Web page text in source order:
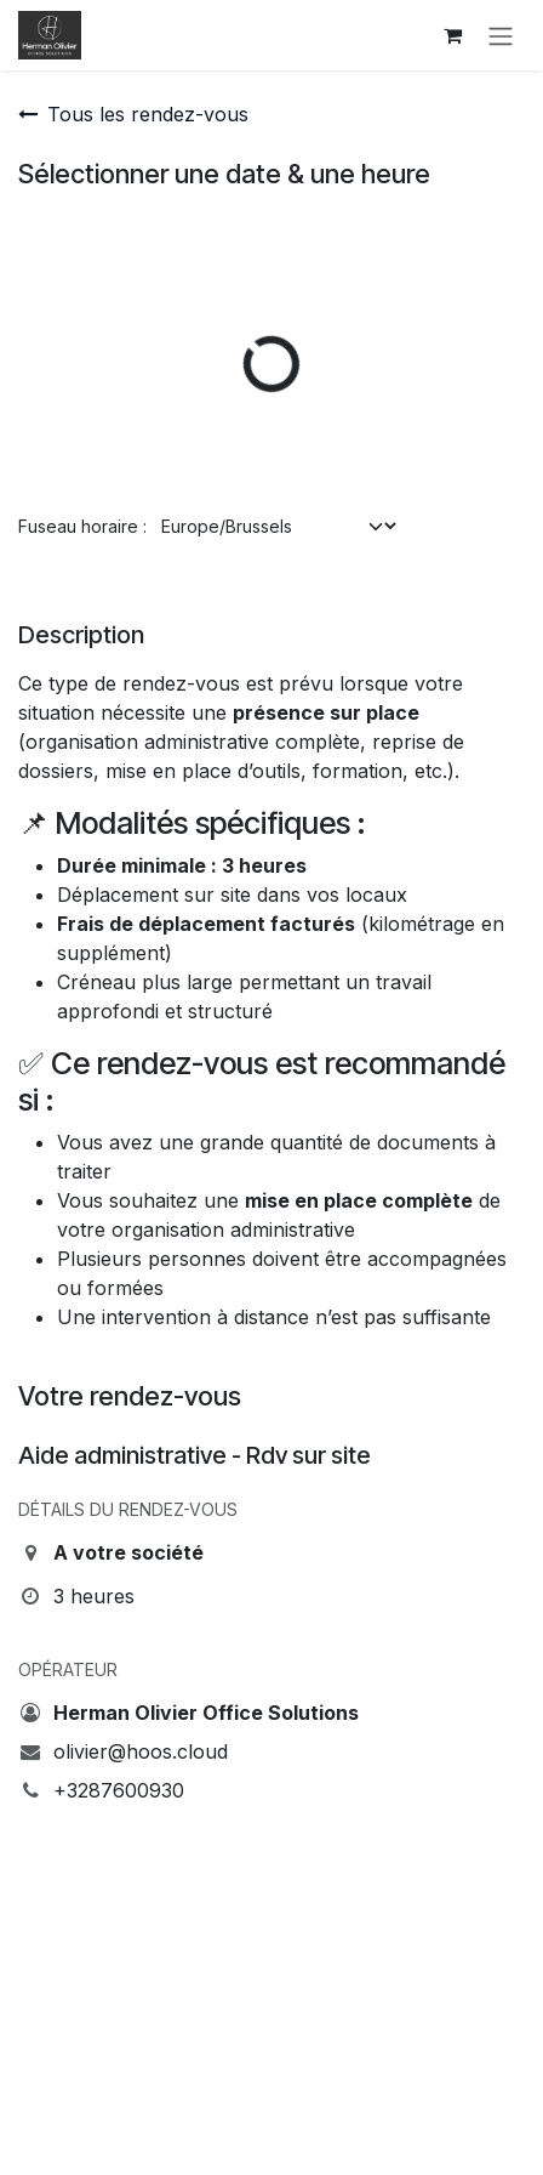
Se rendre au contenu
Tous les rendez-vous
Sélectionner une date & une heure
Fuseau horaire :
Description
Ce type de rendez-vous est prévu lorsque votre
situation nécessite une présence sur place
(organisation administrative complète, reprise de
dossiers, mise en place d’outils, formation, etc.).
📌 Modalités spécifiques :
Durée minimale : 3 heures
Déplacement sur site dans vos locaux
Frais de déplacement facturés (kilométrage en
supplément)
Créneau plus large permettant un travail
approfondi et structuré
✅ Ce rendez-vous est recommandé
si :
Vous avez une grande quantité de documents à
traiter
Vous souhaitez une mise en place complète de
votre organisation administrative
Plusieurs personnes doivent être accompagnées
ou formées
Une intervention à distance n’est pas suffisante
Votre rendez-vous
Aide administrative - Rdv sur site
DÉTAILS DU RENDEZ-VOUS
A votre société
3 heures
OPÉRATEUR
Herman Olivier Office Solutions
olivier@hoos.cloud
+3287600930